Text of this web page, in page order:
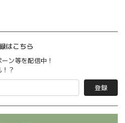
はこちら
ン等を配信中！
？
登録